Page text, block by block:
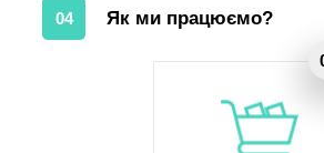
04 Як ми працюємо?